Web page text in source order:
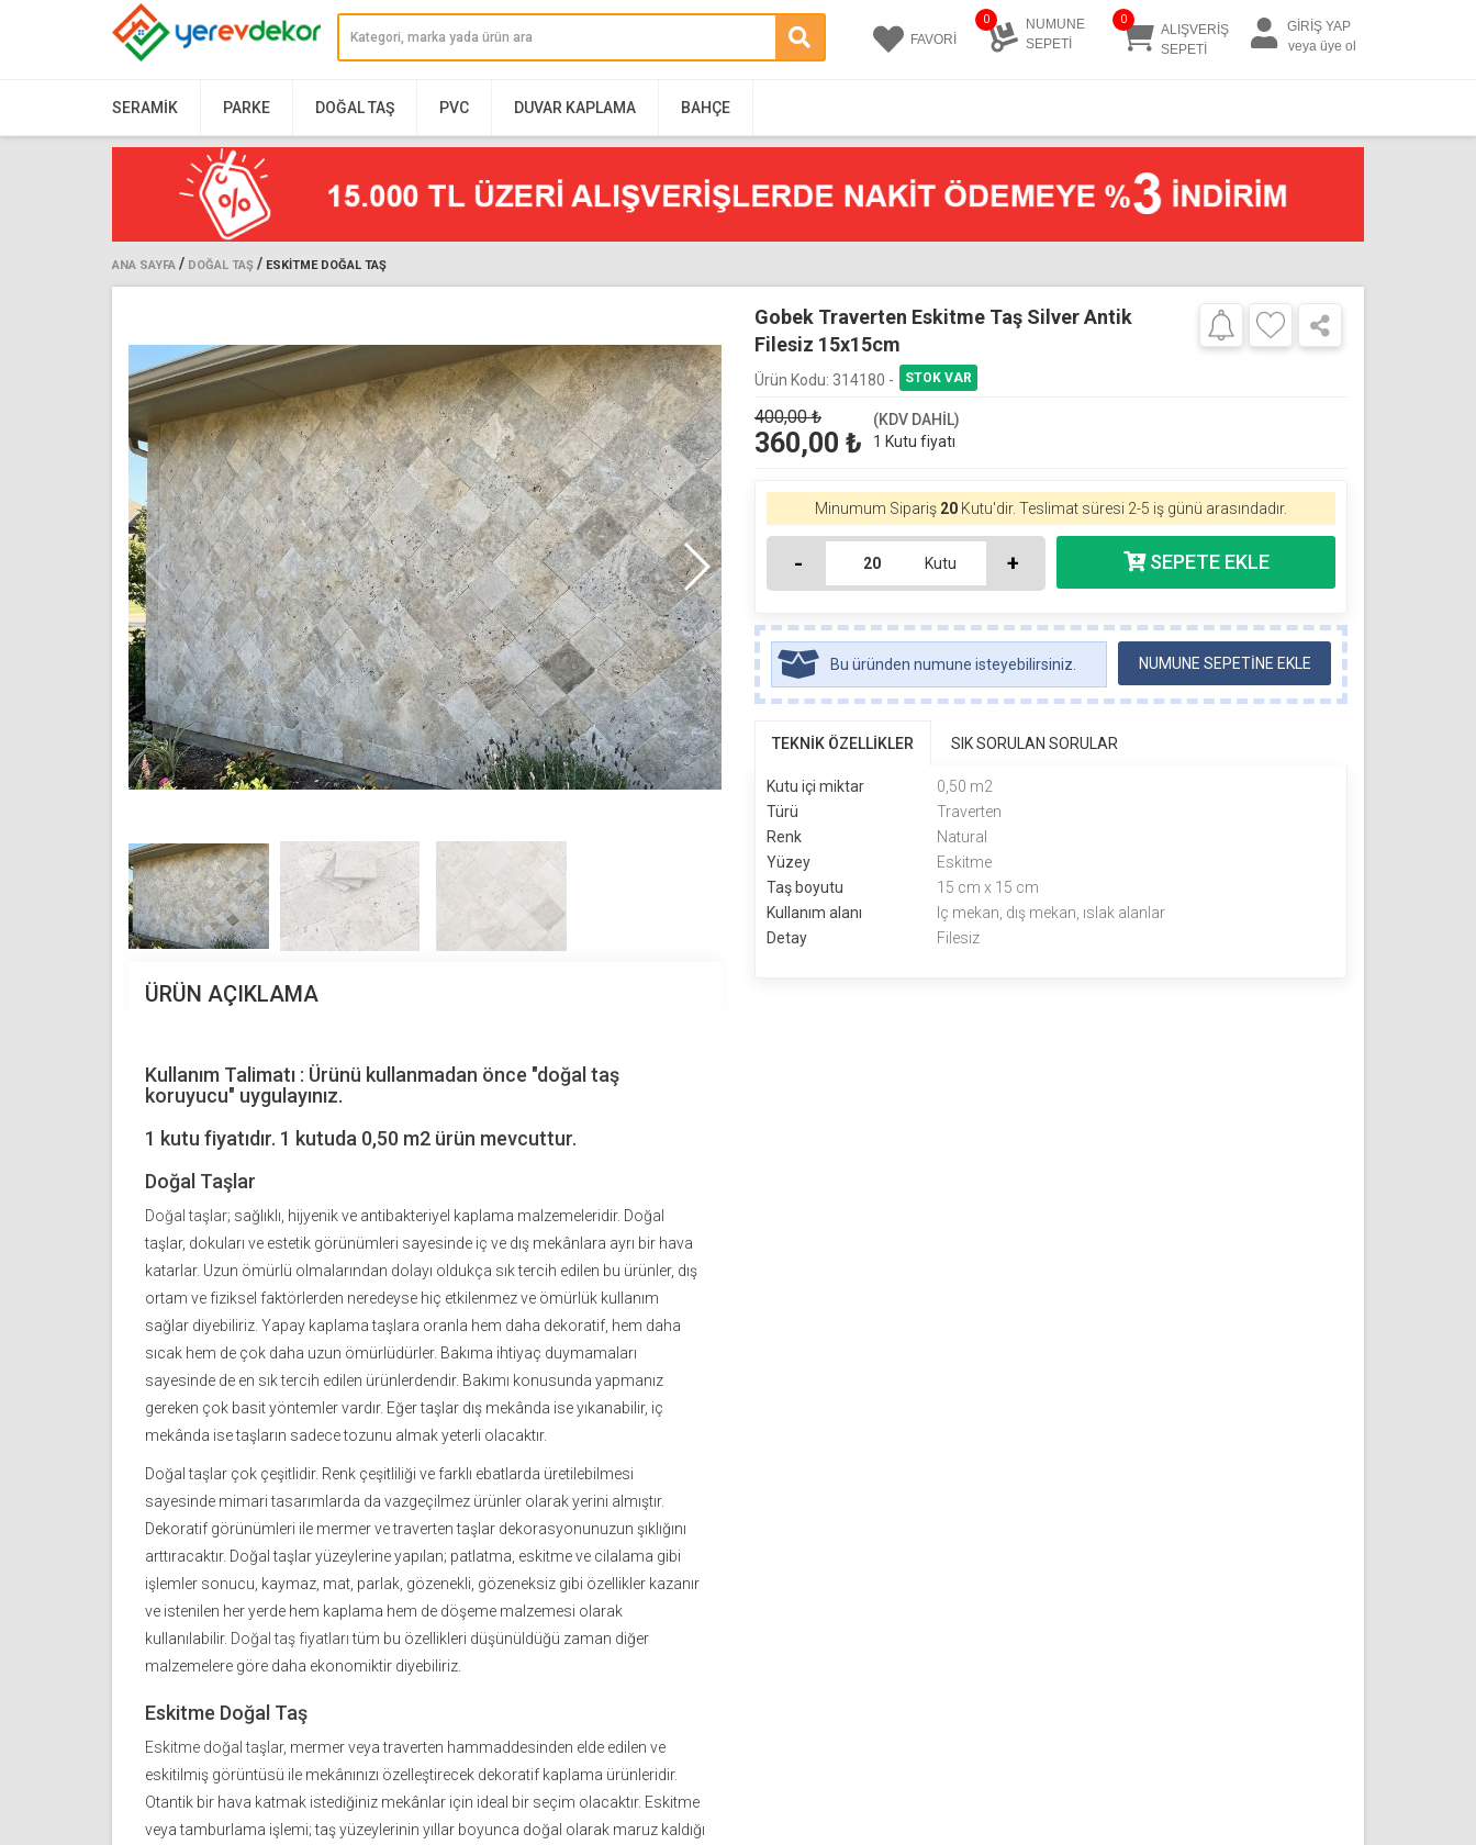
FAVORİ
0
NUMUNE
SEPETİ
0
ALIŞVERİŞ
SEPETİ
GİRİŞ YAP
veya üye ol
SERAMIK PARKE DOĞAL TAŞ PVC DUVAR KAPLAMA BAHÇE
ANA SAYFA / DOĞAL TAŞ / ESKITME DOĞAL TAŞ
ÜRÜN AÇIKLAMA
Kullanım Talimatı : Ürünü kullanmadan önce "doğal taş
koruyucu" uygulayınız.
1 kutu fiyatıdır. 1 kutuda 0,50 m2 ürün mevcuttur.
Doğal Taşlar
Doğal taşlar; sağlıklı, hijyenik ve antibakteriyel kaplama malzemeleridir. Doğal
taşlar, dokuları ve estetik görünümleri sayesinde iç ve dış mekânlara ayrı bir hava
katarlar. Uzun ömürlü olmalarından dolayı oldukça sık tercih edilen bu ürünler, dış
ortam ve fiziksel faktörlerden neredeyse hiç etkilenmez ve ömürlük kullanım
sağlar diyebiliriz. Yapay kaplama taşlara oranla hem daha dekoratif, hem daha
sıcak hem de çok daha uzun ömürlüdürler. Bakıma ihtiyaç duymamaları
sayesinde de en sık tercih edilen ürünlerdendir. Bakımı konusunda yapmanız
gereken çok basit yöntemler vardır. Eğer taşlar dış mekânda ise yıkanabilir, iç
mekânda ise taşların sadece tozunu almak yeterli olacaktır.
Doğal taşlar çok çeşitlidir. Renk çeşitliliği ve farklı ebatlarda üretilebilmesi
sayesinde mimari tasarımlarda da vazgeçilmez ürünler olarak yerini almıştır.
Dekoratif görünümleri ile mermer ve traverten taşlar dekorasyonunuzun şıklığını
arttıracaktır. Doğal taşlar yüzeylerine yapılan; patlatma, eskitme ve cilalama gibi
işlemler sonucu, kaymaz, mat, parlak, gözenekli, gözeneksiz gibi özellikler kazanır
ve istenilen her yerde hem kaplama hem de döşeme malzemesi olarak
kullanılabilir. Doğal taş fiyatlarıtüm bu özellikleri düşünüldüğü zaman diğer
malzemelere göre daha ekonomiktir diyebiliriz.
Eskitme Doğal Taş
Eskitme doğal taşlar, mermer veya traverten hammaddesinden elde edilen ve
eskitilmiş görüntüsü ile mekânınızı özelleştirecek dekoratif kaplama ürünleridir.
Otantik bir hava katmak istediğiniz mekânlar için ideal bir seçim olacaktır. Eskitme
veya tamburlama işlemi; taş yüzeylerinin yıllar boyunca doğal olarak maruz kaldığı
Gobek Traverten Eskitme Taş Silver Antik
Filesiz 15x15cm
Ürün Kodu: 314180 -
400,00₺
360,00 ₺
(KDV DAHİL)
1 Kutu fiyatı
Minumum Sipariş 20 Kutu'dir. Teslimat süresi 2-5 iş günü arasındadır.
- Kutu +
Bu üründen numune isteyebilirsiniz. NUMUNE SEPETİNE EKLE
TEKNİK ÖZELLİKLER SIK SORULAN SORULAR
Kutu içi miktar
0,50 m2
Türü
Traverten
Renk
Natural
Yüzey
Eskitme
Taş boyutu
15 cm x 15 cm
Kullanım alanı
Iç mekan, dış mekan, ıslak alanlar
Detay
Filesiz